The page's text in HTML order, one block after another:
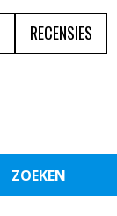
RECENSIES
ZOEKEN